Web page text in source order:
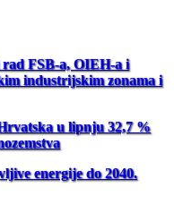
FSB-a, OIEH-a i
industrijskim zonama i
u lipnju 32,7 %
energije do 2040.